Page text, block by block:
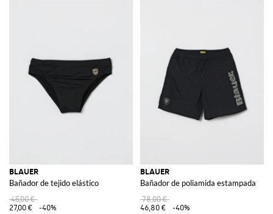
BLAUER
Bañador de tejido elástico
45,00 €
27,00 €
-40%
BLAUER
Bañador de poliamida estampada
78,00 €
46,80 €
-40%